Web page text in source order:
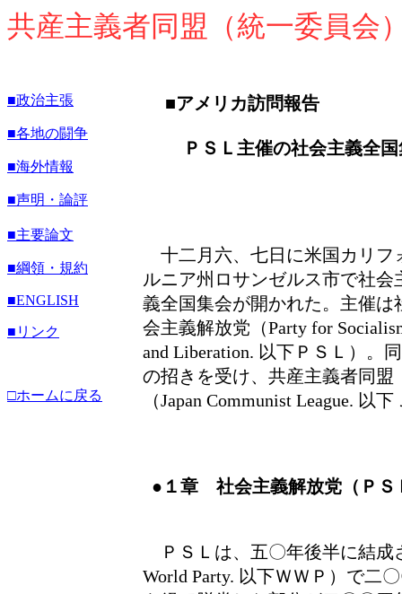
共産主義者同盟（統一委員会
■政治主張
■各地の闘争
■海外情報
■声明・論評
■主要論文
■綱領・規約
■ENGLISH
■リンク
□ホームに戻る
■アメリカ訪問報告
ＰＳＬ主催の社会主義全国
十二月六、七日に米国カリフ
ルニア州ロサンゼルス市で社会
義全国集会が開かれた。主催は
会主義解放党（Party for
and Liberation. 以下ＰＳＬ）。
の招きを受け、共産主義者同盟
（Japan Communist League. 以
●１章 社会主義解放党（ＰＳ
ＰＳＬは、五〇年後半に結成
World Party. 以下ＷＷＰ）で二